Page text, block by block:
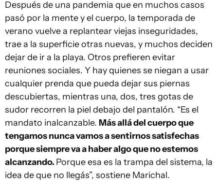
Después de una pandemia que en muchos casos
pasó por la mente y el cuerpo, la temporada de
verano vuelve a replantear viejas inseguridades,
trae a la superficie otras nuevas, y muchos deciden
dejar de ir a la playa. Otros prefieren evitar
reuniones sociales. Y hay quienes se niegan a usar
cualquier prenda que pueda dejar sus piernas
descubiertas, mientras una, dos, tres gotas de
sudor recorren la piel debajo del pantalón. “Es el
mandato inalcanzable. Más allá del cuerpo que
tengamos nunca vamos a sentirnos satisfechas
porque siempre va a haber algo que no estemos
alcanzando. Porque esa es la trampa del sistema, la
idea de que no llegás”, sostiene Marichal.